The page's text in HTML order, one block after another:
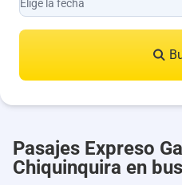
Pasajes Expreso
Chiquinquira en bus